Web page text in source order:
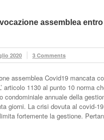
assemblea
2020 3 Comments
assemblea Covid19 mancata
articolo 1130 al punto 10 norma
condominiale annuale della
giorni. La crisi dovuta al covid-
fortemente la gestione.